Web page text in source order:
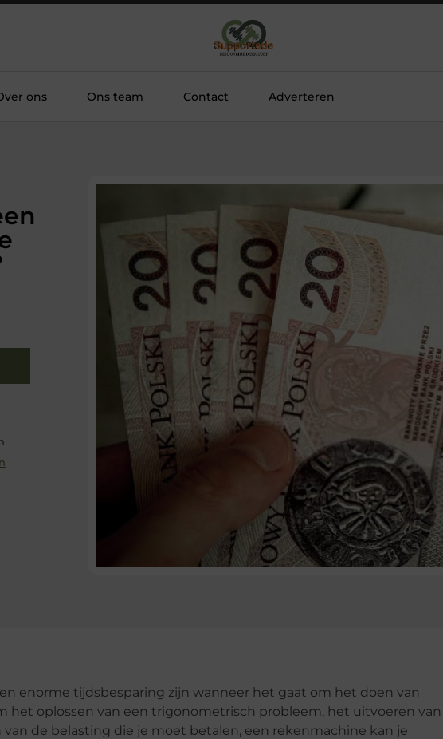
ons Ons team Contact Adverteren
enorme tijdsbesparing zijn wanneer het gaat om het doen van
het oplossen van een trigonometrisch probleem, het uitvoeren van
de belasting die je moet betalen, een rekenmachine kan je